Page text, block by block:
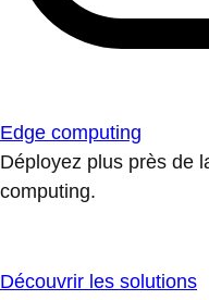
Edge computing
Déployez plus près de
computing.
Découvrir les solutions